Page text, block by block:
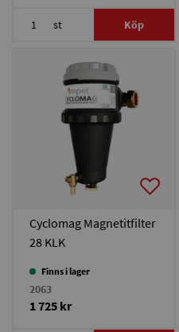
st Köp
Cyclomag Magnetitfilter
28 KLK
Finns i lager
2063
1 725 kr